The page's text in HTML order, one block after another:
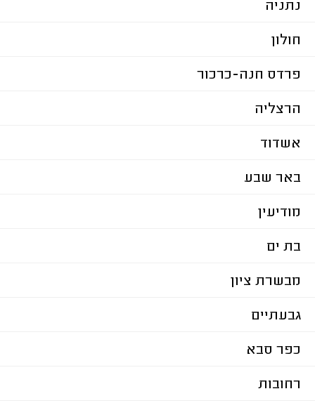
נתניה
חולון
פרדס חנה-כרכור
הרצליה
אשדוד
באר שבע
מודיעין
בת ים
מבשרת ציון
גבעתיים
כפר סבא
רחובות